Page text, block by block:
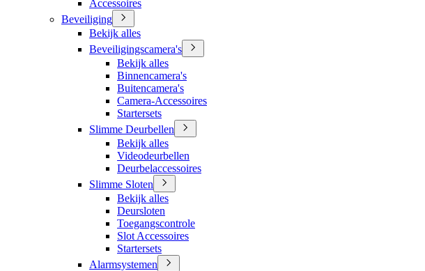
Accessoires
Beveiliging
Bekijk alles
Beveiligingscamera's
Bekijk alles
Binnencamera's
Buitencamera's
Camera-Accessoires
Startersets
Slimme Deurbellen
Bekijk alles
Videodeurbellen
Deurbelaccessoires
Slimme Sloten
Bekijk alles
Deursloten
Toegangscontrole
Slot Accessoires
Startersets
Alarmsystemen